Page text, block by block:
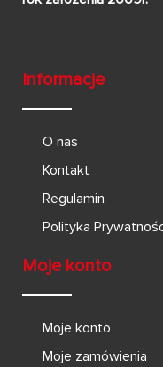
Informacje
O nas
Kontakt
Regulamin
Polityka
Moje konto
Moje konto
Moje zamówienia